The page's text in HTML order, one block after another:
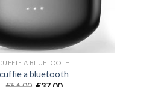
A BLUETOOTH
cuffie a bluetooth